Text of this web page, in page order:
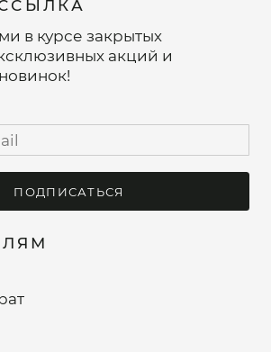
в курсе закрытых
акций и
ПОДПИСАТЬСЯ